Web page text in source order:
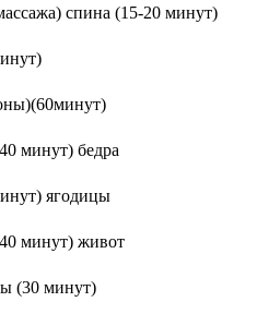
спина (15-20 минут)
минут) бедра
ягодицы
минут) живот
(30 минут)